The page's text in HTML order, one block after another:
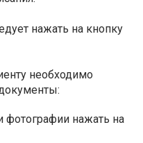
нажать на кнопку
необходимо
фотографии нажать на